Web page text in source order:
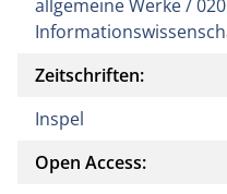
allgemeine Werke /
Zeitschriften:
Inspel
Open Access: